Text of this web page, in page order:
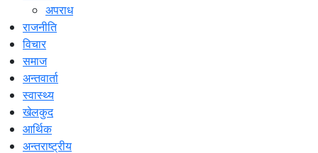
अपराध
राजनीति
विचार
समाज
अन्तवार्ता
स्वास्थ्य
खेलकुद
आर्थिक
अन्तराष्ट्रीय